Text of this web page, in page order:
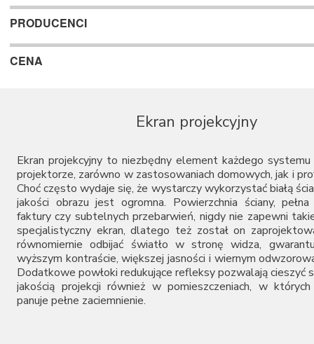
PRODUCENCI
CENA
Ekran projekcyjny
Ekran projekcyjny to niezbędny element każdego
projektorze, zarówno w zastosowaniach domowych, jak i
Choć często wydaje się, że wystarczy wykorzystać białą
jakości obrazu jest ogromna. Powierzchnia ściany, pełna
faktury czy subtelnych przebarwień, nigdy nie zapewni
specjalistyczny ekran, dlatego też został on
równomiernie odbijać światło w stronę widza,
wyższym kontraście, większej jasności i wiernym
Dodatkowe powłoki redukujące refleksy pozwalają cieszyć
jakością projekcji również w pomieszczeniach, w
panuje pełne zaciemnienie.